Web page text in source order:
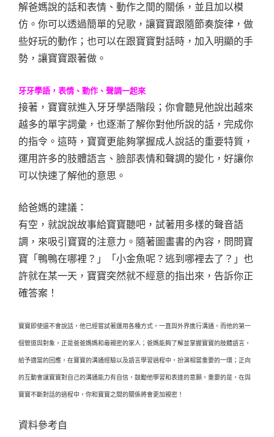
解爸媽說的話和表情、動作之間的關係，並且加以模
仿。你可以透過簡單的兒歌，讓寶寶跟隨節奏旋律，做
些好玩的動作；也可以在跟寶寶對話時，加入明顯的手
勢，讓寶寶跟著做。
牙牙學語，表情、動作、聲調一起來
接著，寶寶就進入牙牙學語階段；你會聽見他說出越來
越多的單字詞彙，也逐漸了解你對他所說的話，完成你
的指令。這時，寶寶更能夠掌握成人說話的重要特質，
運用許多的肢體語言、臉部表情和聲調的變化，好讓你
可以快速了解他的意思。
給爸媽的建議：
有空，就說說故事給寶寶聽吧，試著用多樣的聲音語
調，來吸引寶寶的注意力。隨著圖畫書的內容，問問寶
寶「鴨鴨在哪裡？」「小金魚呢？逃到哪裡去了？」也
許就在某一天，寶寶突然就不經意的指出來，告訴你正
確答案！
寶寶即使還不會說話，他已經嘗試著運用各種方式，一直與外界進行溝通。而他的第一
個管道與對象，正是爸爸媽媽和最親密的家人；爸媽能夠了解並掌握寶寶的肢體語言，
給予適當的回應，在寶寶的溝通經驗以及語言學習過程中，扮演相當重要的一環；正向
的互動會讓寶寶對自己的溝通能力有自信，鼓勵他學習和表達的意願。重要的是，在與
寶寶不斷對話的過程中，你和寶寶之間的關係將會更加親密！
資料參考自